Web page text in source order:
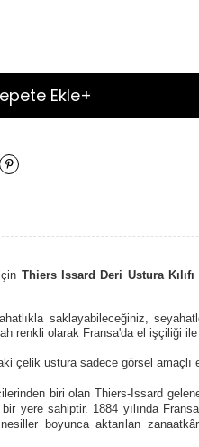
Ekle+
Thiers Issard Deri Ustura Kılıfı
saklayabileceğiniz,
renkli olarak Fransa'da el işçiliği
çelik ustura sadece görsel amaçlı
biri olan Thiers-Issard
sahiptir. 1884 yılında
boyunca aktarılan